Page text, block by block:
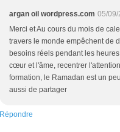
argan oil wordpress.com 05/09/
Merci et Au cours du mois de
travers le monde empêchent de
besoins réels pendant les
cœur et l'âme, recentrer
formation, le Ramadan est un
aussi de partager
Répondre